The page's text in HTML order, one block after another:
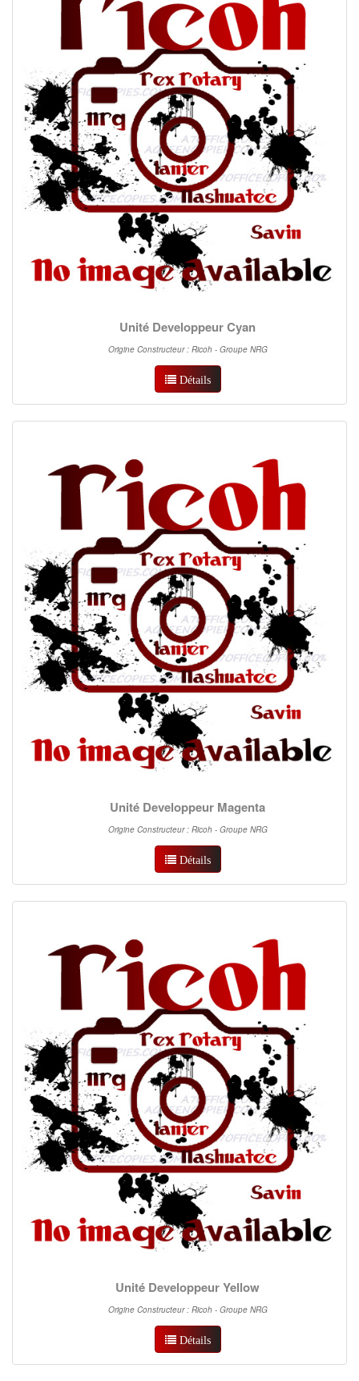
Unité Developpeur Cyan
Origine Constructeur : Ricoh - Groupe NRG
Détails
Unité Developpeur Magenta
Origine Constructeur : Ricoh - Groupe NRG
Détails
Unité Developpeur Yellow
Origine Constructeur : Ricoh - Groupe NRG
Détails